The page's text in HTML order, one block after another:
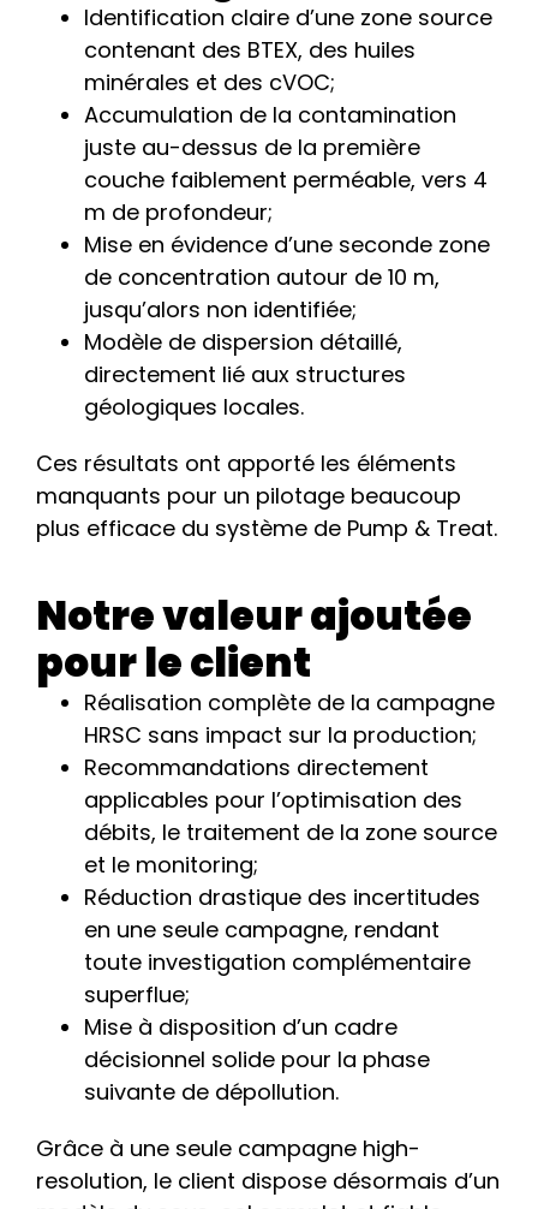
Identification claire d’une zone source
contenant des BTEX, des huiles
minérales et des cVOC;
Accumulation de la contamination
juste au-dessus de la première
couche faiblement perméable, vers 4
m de profondeur;
Mise en évidence d’une seconde zone
de concentration autour de 10 m,
jusqu’alors non identifiée;
Modèle de dispersion détaillé,
directement lié aux structures
géologiques locales.
Ces résultats ont apporté les éléments
manquants pour un pilotage beaucoup
plus efficace du système de Pump & Treat.
Notre valeur ajoutée
pour le client
Réalisation complète de la campagne
HRSC sans impact sur la production;
Recommandations directement
applicables pour l’optimisation des
débits, le traitement de la zone source
et le monitoring;
Réduction drastique des incertitudes
en une seule campagne, rendant
toute investigation complémentaire
superflue;
Mise à disposition d’un cadre
décisionnel solide pour la phase
suivante de dépollution.
Grâce à une seule campagne high-
resolution, le client dispose désormais d’un